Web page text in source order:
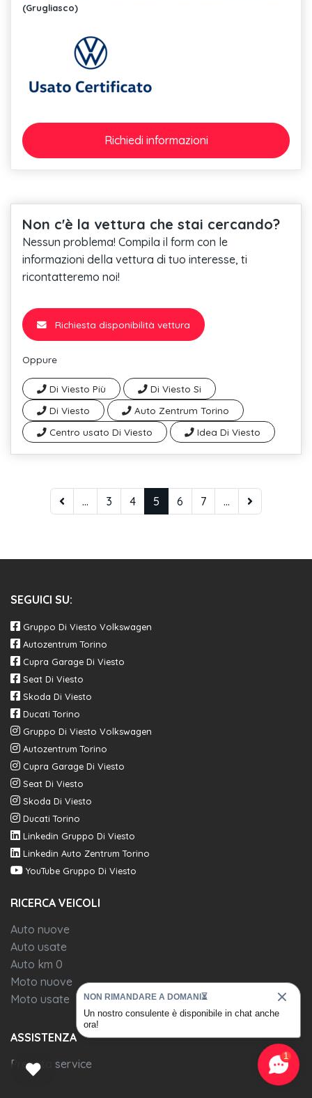
(Grugliasco)
Richiedi informazioni
Non c'è la vettura che stai cercando?
Nessun problema! Compila il form con le
informazioni della vettura di tuo interesse, ti
ricontatteremo noi!
Richiesta disponibilità vettura
Oppure
Di Viesto Più
Di Viesto Si
Di Viesto
Auto Zentrum Torino
Centro usato Di Viesto
Idea Di Viesto
... 3 4 5 6 7 ...
SEGUICI SU:
Gruppo Di Viesto Volkswagen
Autozentrum Torino
Cupra Garage Di Viesto
Seat Di Viesto
Skoda Di Viesto
Ducati Torino
Gruppo Di Viesto Volkswagen
Autozentrum Torino
Cupra Garage Di Viesto
Seat Di Viesto
Skoda Di Viesto
Ducati Torino
Linkedin Gruppo Di Viesto
Linkedin Auto Zentrum Torino
YouTube Gruppo Di Viesto
RICERCA VEICOLI
Auto nuove
Auto usate
Auto km 0
Moto nuove
Moto usate
ASSISTENZA
Prenota service
1
NON RIMANDARE A DOMANI⏳
Un nostro consulente è disponibile in chat anche
ora!